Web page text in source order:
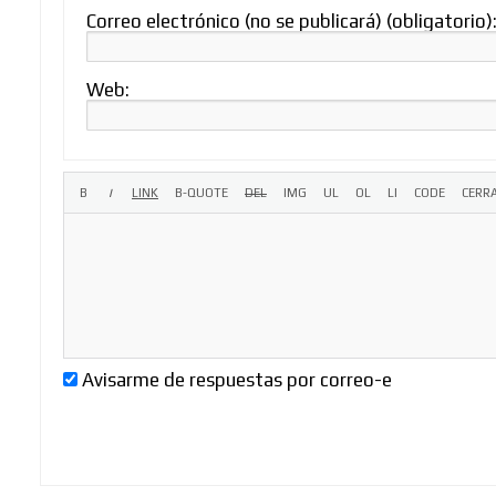
Correo electrónico (no se publicará) (obligatorio):
Web:
Avisarme de respuestas por correo-e